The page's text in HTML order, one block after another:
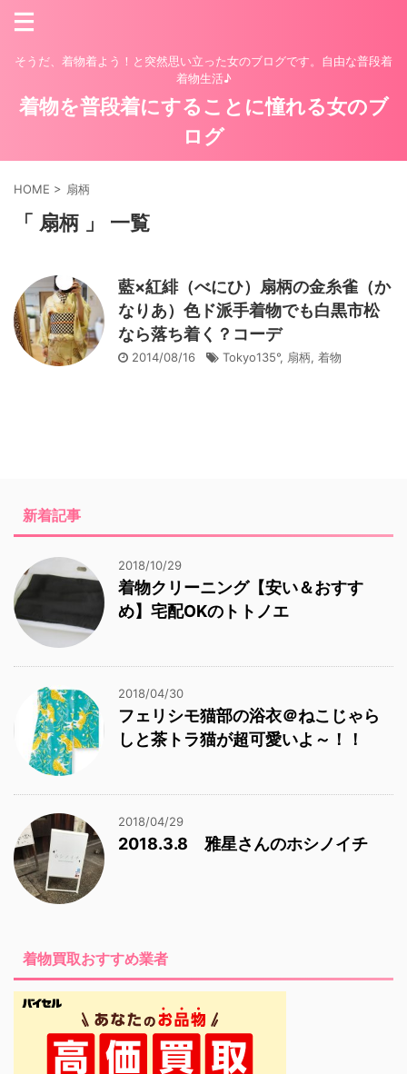
そうだ、着物着よう！と突然思い立った女のブログです。自由な普段着
着物生活♪
着物を普段着にすることに憧れる女のブ
ログ
HOME > 扇柄
「 扇柄 」 一覧
藍×紅緋（べにひ）扇柄の金糸雀（か
なりあ）色ド派手着物でも白黒市松
なら落ち着く？コーデ
2014/08/16 Tokyo135°, 扇柄, 着物
新着記事
2018/10/29
着物クリーニング【安い＆おすす
め】宅配OKのトトノエ
2018/04/30
フェリシモ猫部の浴衣＠ねこじゃら
しと茶トラ猫が超可愛いよ～！！
2018/04/29
2018.3.8 雅星さんのホシノイチ
着物買取おすすめ業者